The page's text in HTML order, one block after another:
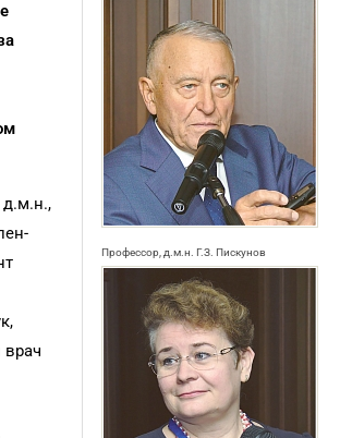
Профессор, д.м.н. Г.З. Пискунов